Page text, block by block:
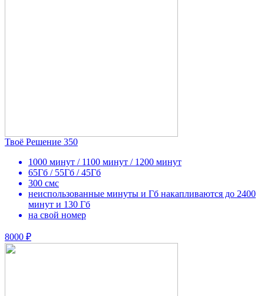
Твоё Решение 350
1000 минут / 1100 минут / 1200 минут
65Гб / 55Гб / 45Гб
300 смс
неиспользованные минуты и Гб накапливаются до 2400
минут и 130 Гб
на свой номер
8000 ₽